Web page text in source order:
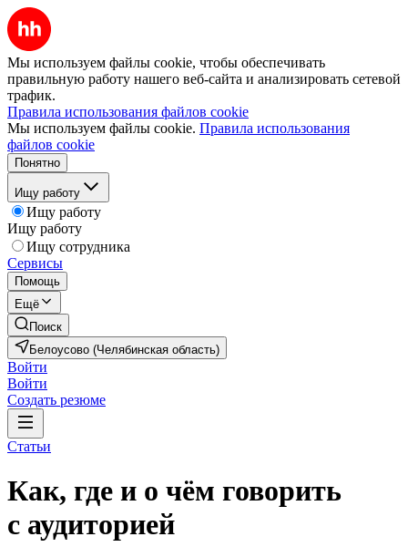
Мы используем файлы cookie, чтобы обеспечивать
правильную работу нашего веб-сайта и анализировать сетевой
трафик.
Правила использования файлов cookie
Мы используем файлы cookie. Правила использования
файлов cookie
Понятно
Ищу работу
Ищу работу
Ищу работу
Ищу сотрудника
Сервисы
Помощь
Ещё
Поиск
Белоусово (Челябинская область)
Войти
Войти
Создать резюме
Статьи
Как, где и о чём говорить
с аудиторией